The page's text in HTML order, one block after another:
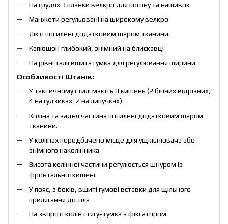
На грудях 3 планки велкро для погону та нашивок
Манжети регульовані на широкому велкро
Лікті посилені додатковим шаром тканини.
Капюшон глибокий, знімний на блискавці
На рівні талії вшита гумка для регулювання ширини.
Особливості Штанів:
У тактичному стилі мають 8 кишень (2 бічних відрізних,
4 на гудзиках, 2 на липучках)
Коліна та задня частина посилені додатковим шаром
тканини.
У колінах передбачено місце для ущільнювача або
знімного наколінника
Висота колінної частини регулюється шнуром із
фронтальної кишені.
У пояс, з боків, вшиті гумові вставки для щільного
прилягання до тіла
На звороті колін стягує гумка з фіксатором